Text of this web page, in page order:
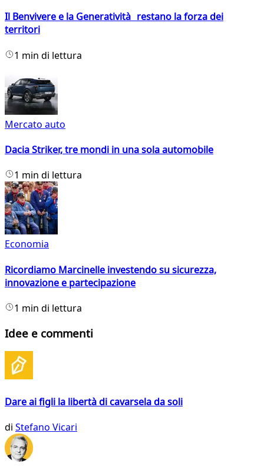
Il Benvivere e la Generatività restano la forza dei
territori
1 min di lettura
Mercato auto
Dacia Striker, tre mondi in una sola automobile
1 min di lettura
Economia
Ricordiamo Marcinelle investendo su sicurezza,
innovazione e partecipazione
1 min di lettura
Idee e commenti
Dare ai figli la libertà di cavarsela da soli
di Stefano Vicari